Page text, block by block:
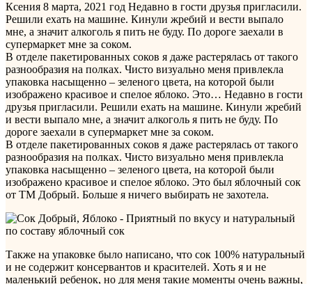
Ксения 8 марта, 2021 год Недавно в гости друзья пригласили.
Решили ехать на машине. Кинули жребий и вести выпало
мне, а значит алкоголь я пить не буду. По дороге заехали в
супермаркет мне за соком.
В отделе пакетированных соков я даже растерялась от такого
разнообразия на полках. Чисто визуально меня привлекла
упаковка насыщенно – зеленого цвета, на которой были
изображено красивое и спелое яблоко. Это… Недавно в гости
друзья пригласили. Решили ехать на машине. Кинули жребий
и вести выпало мне, а значит алкоголь я пить не буду. По
дороге заехали в супермаркет мне за соком.
В отделе пакетированных соков я даже растерялась от такого
разнообразия на полках. Чисто визуально меня привлекла
упаковка насыщенно – зеленого цвета, на которой были
изображено красивое и спелое яблоко. Это был яблочный сок
от ТМ Добрый. Больше я ничего выбирать не захотела.
Также на упаковке было написано, что сок 100% натуральный
и не содержит консервантов и красителей. Хоть я и не
маленький ребенок, но для меня такие моменты очень важны,